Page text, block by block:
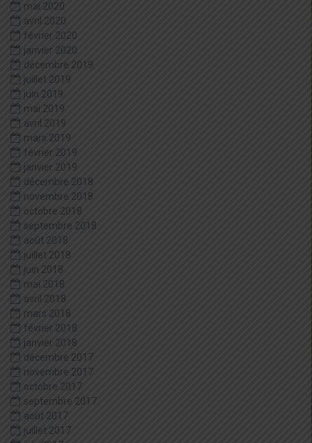
mai 2020
avril 2020
février 2020
janvier 2020
décembre 2019
juillet 2019
juin 2019
mai 2019
avril 2019
mars 2019
février 2019
janvier 2019
décembre 2018
novembre 2018
octobre 2018
septembre 2018
août 2018
juillet 2018
juin 2018
mai 2018
avril 2018
mars 2018
février 2018
janvier 2018
décembre 2017
novembre 2017
octobre 2017
septembre 2017
août 2017
juillet 2017